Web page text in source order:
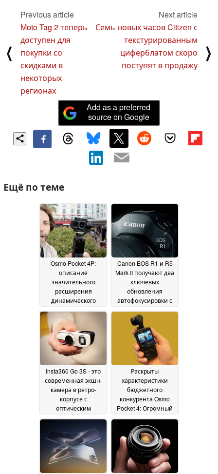
⟨
Previous article
Moto Tag 2 теперь
доступен для
покупки со
скидками в
некоторых
регионах
Next article
Семь новых часов Citizen с
текстурированным
циферблатом скоро
поступят в продажу
⟩
Add as a preferred
source on Google
Ещё по теме
Osmo Pocket 4P:
описание
значительного
расширения
динамического
камеры для
влоггинга от DJI до
официального
запуска16 May 2026
Canon EOS R1 и R5
Mark II получают два
ключевых
обновления
автофокусировки с
обновлением
прошивки14 May 2026
Insta360 Go 3S - это
современная экшн-
камера в ретро-
корпусе с
оптическим
14 May
Раскрыты
характеристики
бюджетного
конкурента Osmo
Pocket 4: Огромный
искусственное
слежение, 4-кратный
зум, 64 Гб памяти13
May 2026